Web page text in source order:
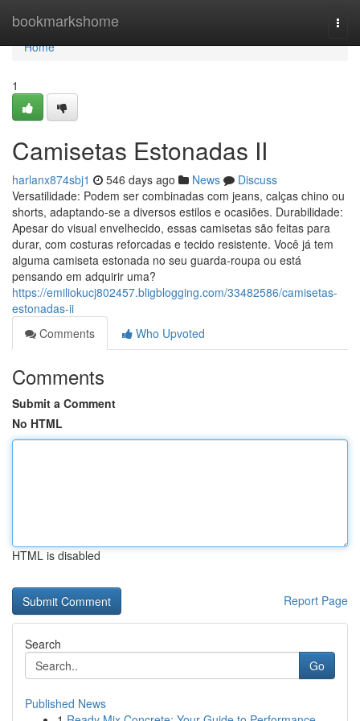
bookmarkshome
Home
Home
1
Camisetas Estonadas II
harlanx874sbj1 546 days ago News
Discuss
Versatilidade: Podem ser combinadas com jeans, calças chino ou
shorts, adaptando-se a diversos estilos e ocasiões. Durabilidade:
Apesar do visual envelhecido, essas camisetas são feitas para
durar, com costuras reforcadas e tecido resistente. Você já tem
alguma camiseta estonada no seu guarda-roupa ou está
pensando em adquirir uma?
https://emiliokucj802457.bligblogging.com/33482586/camisetas-
estonadas-ii
Comments
Who Upvoted
Comments
Submit a Comment
No HTML
HTML is disabled
Report Page
Search
Go
Published News